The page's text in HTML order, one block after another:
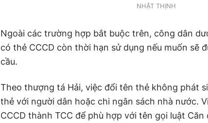
NHẬT THỊNH
Ngoài các trường hợp bắt buộc trên, công dân
có thẻ CCCD còn thời hạn sử dụng nếu muốn sẽ
cầu.
Theo thượng tá Hải, việc đổi tên thẻ không phát
thẻ với người dân hoặc chi ngân sách nhà nước.
CCCD thành TCC để phù hợp với tên gọi luật Căn